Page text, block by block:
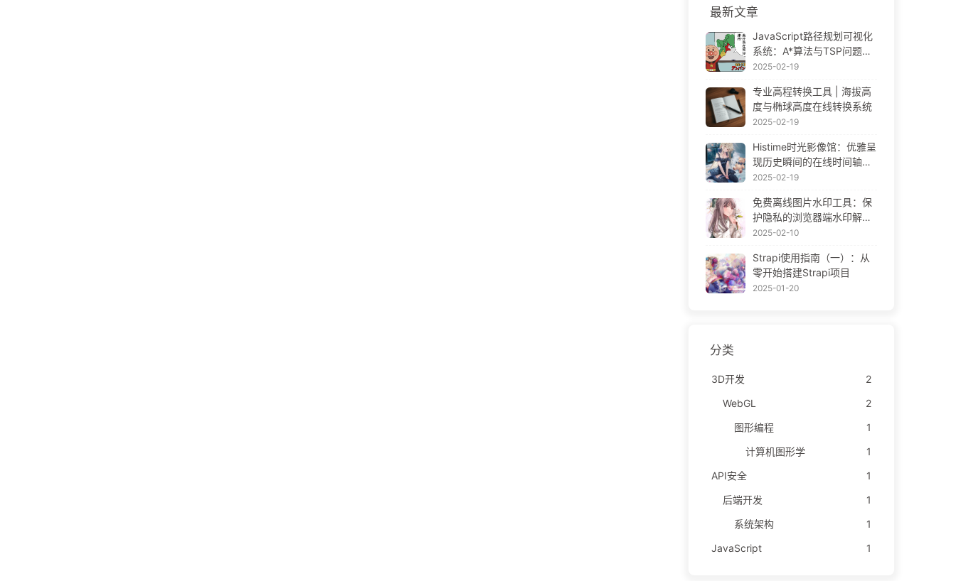
最新文章
JavaScript路径规划可视化
系统：A*算法与TSP问题解
决方案
2025-02-19
专业高程转换工具 | 海拔高
度与椭球高度在线转换系统
2025-02-19
Histime时光影像馆：优雅呈
现历史瞬间的在线时间轴相
册 | Historical Photo Timeli
2025-02-19
免费离线图片水印工具：保
护隐私的浏览器端水印解决
方案 | Free Offline Image
2025-02-10
Strapi使用指南（一）：从
零开始搭建Strapi项目
2025-01-20
分类
3D开发
2
WebGL
2
图形编程
1
计算机图形学
1
API安全
1
后端开发
1
系统架构
1
JavaScript
1